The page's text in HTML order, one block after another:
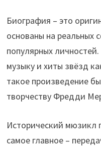
Биография – это
основаны на реальных
популярных
музыку и хиты звёзд
такое произведение
творчеству Фредди
Исторический мюзикл
самое главное –